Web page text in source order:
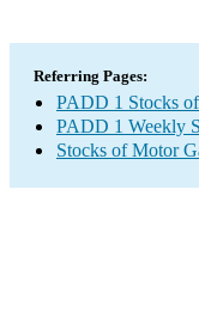
Referring Pages:
PADD 1 Stocks
PADD 1 Weekly
Stocks of Motor